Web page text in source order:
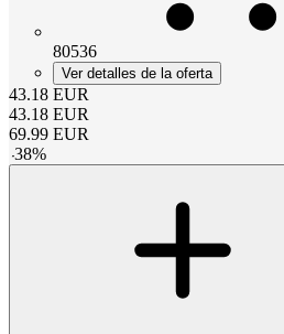
80536
Ver detalles de la oferta
43.18 EUR
43.18 EUR
69.99 EUR
-38%